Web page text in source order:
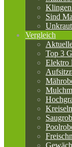
Sind
Vergleich
Top 3
Elektro